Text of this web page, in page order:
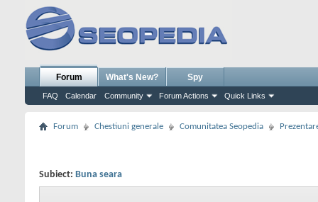
Forum
FAQ Calendar Community Forum Actions Quick Links
What's New? Spy
Forum Chestiuni generale Comunitatea Seopedia
Subiect: Buna seara